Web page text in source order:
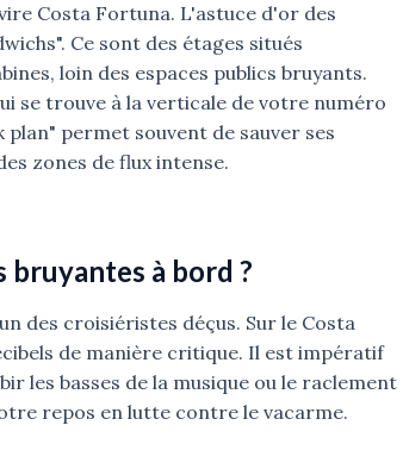
Costa Fortuna. L'astuce d'or des
Ce sont des étages situés
loin des espaces publics bruyants.
se trouve à la verticale de votre numéro
permet souvent de sauver ses
zones de flux intense.
bruyantes à bord ?
des croisiéristes déçus. Sur le Costa
de manière critique. Il est impératif
les basses de la musique ou le raclement
repos en lutte contre le vacarme.